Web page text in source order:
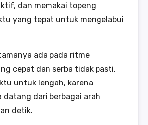
dan memakai topeng
yang tepat untuk mengelabui
ada pada ritme
cepat dan serba tidak pasti.
untuk lengah, karena
datang dari berbagai arah
detik.